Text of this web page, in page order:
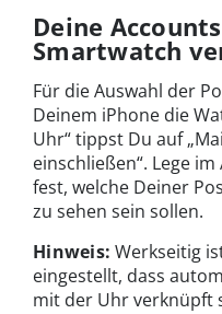
Deine
Smartwatch
Für die Auswahl der
Deinem iPhone die
Uhr“ tippst Du auf
einschließen“. Lege
fest, welche Deiner
zu sehen sein sollen.
Hinweis: Werkseitig
eingestellt, dass
mit der Uhr verknüpft